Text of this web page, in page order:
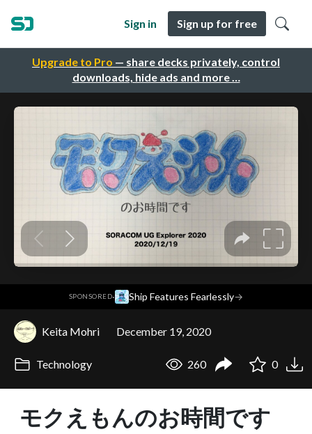
Upgrade to Pro — share decks privately, control
downloads, hide ads and more …
Sign in Sign up for free
SPONSORED· Ship Features Fearlessly→
Keita Mohri December 19, 2020
Technology 260 0
モクえもんのお時間です